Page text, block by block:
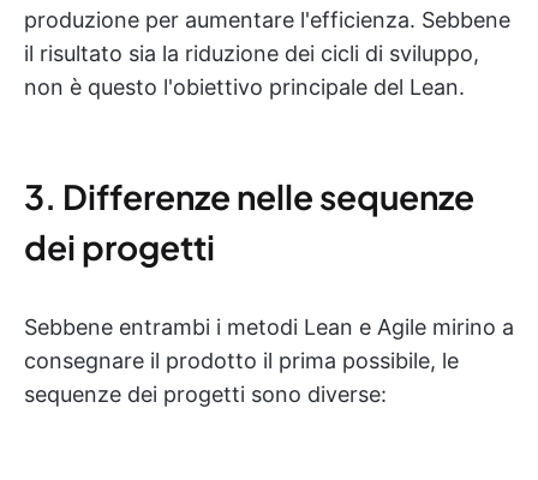
produzione per aumentare l'efficienza. Sebbene
il risultato sia la riduzione dei cicli di sviluppo,
non è questo l'obiettivo principale del Lean.
3. Differenze nelle sequenze
dei progetti
Sebbene entrambi i metodi Lean e Agile mirino a
consegnare il prodotto il prima possibile, le
sequenze dei progetti sono diverse: